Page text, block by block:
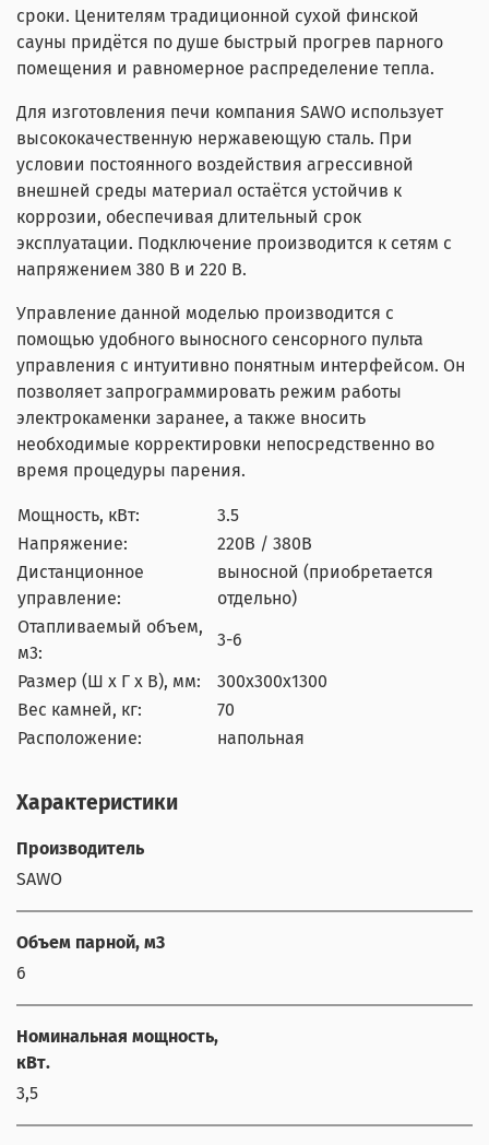
сроки. Ценителям традиционной сухой финской
сауны придётся по душе быстрый прогрев парного
помещения и равномерное распределение тепла.
Для изготовления печи компания SAWO использует
высококачественную нержавеющую сталь. При
условии постоянного воздействия агрессивной
внешней среды материал остаётся устойчив к
коррозии, обеспечивая длительный срок
эксплуатации. Подключение производится к сетям с
напряжением 380 В и 220 В.
Управление данной моделью производится с
помощью удобного выносного сенсорного пульта
управления с интуитивно понятным интерфейсом. Он
позволяет запрограммировать режим работы
электрокаменки заранее, а также вносить
необходимые корректировки непосредственно во
время процедуры парения.
Мощность, кВт:
3.5
Напряжение:
220В / 380В
Дистанционное
управление:
выносной (приобретается
отдельно)
Отапливаемый объем,
м3:
3-6
Размер (Ш x Г x В), мм:
300x300x1300
Вес камней, кг:
70
Расположение:
напольная
Характеристики
Производитель
SAWO
Объем парной, м3
6
Номинальная мощность,
кВт.
3,5